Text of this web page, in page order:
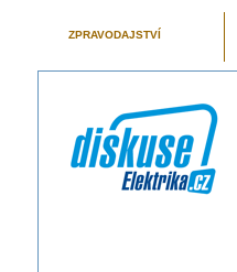
ZPRAVODAJSTVÍ